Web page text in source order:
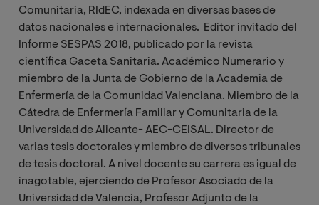
Comunitaria, RIdEC, indexada en diversas bases de
datos nacionales e internacionales. Editor invitado del
Informe SESPAS 2018, publicado por la revista
científica Gaceta Sanitaria. Académico Numerario y
miembro de la Junta de Gobierno de la Academia de
Enfermería de la Comunidad Valenciana. Miembro de la
Cátedra de Enfermería Familiar y Comunitaria de la
Universidad de Alicante- AEC-CEISAL. Director de
varias tesis doctorales y miembro de diversos tribunales
de tesis doctoral. A nivel docente su carrera es igual de
inagotable, ejerciendo de Profesor Asociado de la
Universidad de Valencia, Profesor Adjunto de la